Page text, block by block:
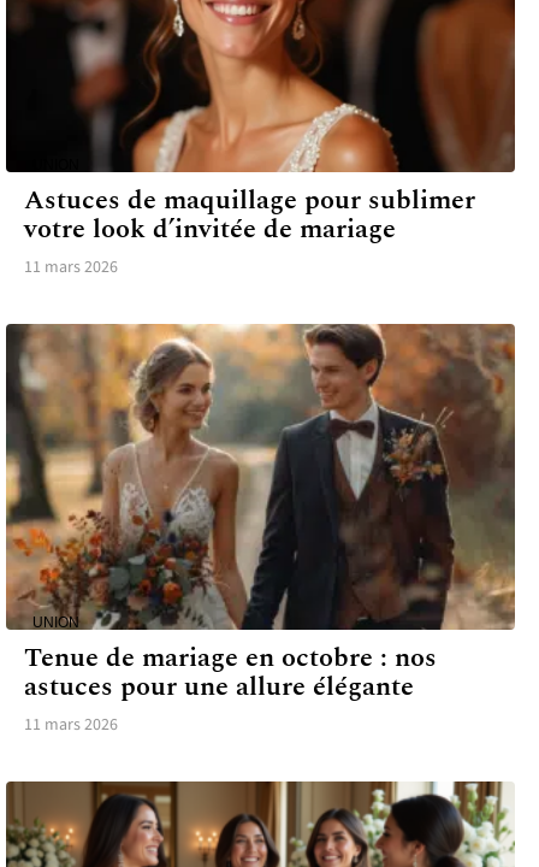
Astuces de maquillage pour sublimer
votre look d’invitée de mariage
11 mars 2026
UNION
Tenue de mariage en octobre : nos
astuces pour une allure élégante
11 mars 2026